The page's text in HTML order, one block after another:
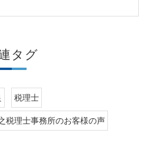
タグ
税理士
税理士事務所のお客様の声